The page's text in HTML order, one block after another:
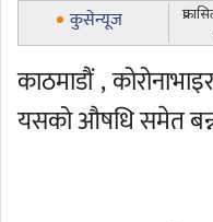
कुसेन्यूज
काठमाडौं ,
यसको औषधि समेत